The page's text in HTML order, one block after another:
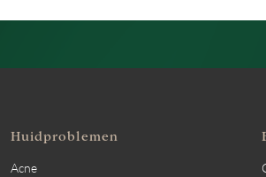
Huidproblemen
Acne